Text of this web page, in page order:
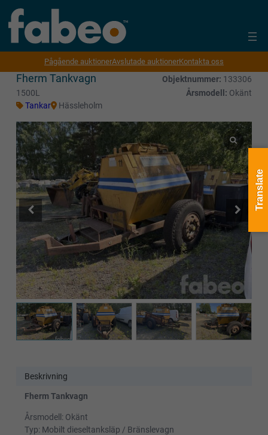
Pågående auktionerAvslutade auktionerKontakta oss
Fherm Tankvagn Objektnummer: 133306
1500L
Årsmodell: Okänt
Tankar
Hässleholm
Beskrivning
Fherm Tankvagn
Årsmodell: Okänt
Typ: Mobilt dieseltanksläp / Bränslevagn
Translate